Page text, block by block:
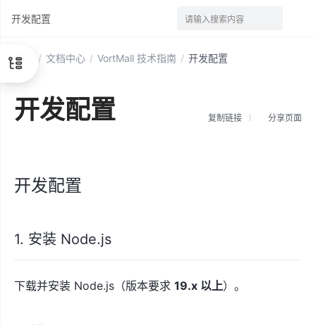
首页 / 文档中心 / VortMall 技术指南 / 开发配置
开发配置 复制链接 分享页面
开发配置
1. 安装 Node.js
下载并安装 Node.js（版本要求 19.x 以上）。
开发配置 请输入搜索内容